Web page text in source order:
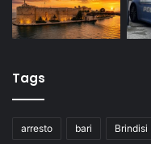
Tags
arresto bari Brindisi